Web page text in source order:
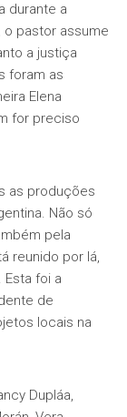
durante a
o pastor assume
a justiça
foram as
Elena
for preciso
as produções
Não só
pela
reunido por lá,
Esta foi a
de
locais na
Dupláa,